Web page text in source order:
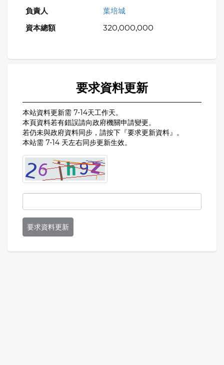
葉培城
320,000,000
要求資料更新
本站資料更新需 7-14天工作天。
本頁資料若有錯誤請向政府機關申請變更。
若仍未與政府資料同步，請按下『要求更新資料』。
本站需 7-14 天左右同步更新生效。
要求資料更新